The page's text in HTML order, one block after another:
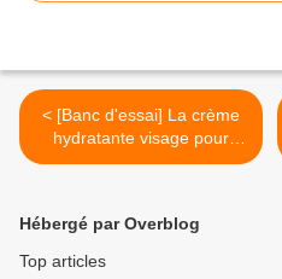
< [Banc d'essai] La crème
hydratante visage pour
rayonner même en hiver
Hébergé par Overblog
Top articles